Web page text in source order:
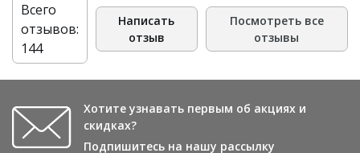
Всего
отзывов:
144
Написать
отзыв
Посмотреть все
отзывы
Хотите узнавать первым об акциях и
скидках?
Подпишитесь на нашу рассылку